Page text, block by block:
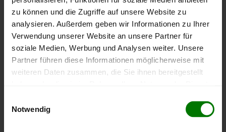
zu können und die Zugriffe auf unsere Website zu
analysieren. Außerdem geben wir Informationen zu Ihrer
Verwendung unserer Website an unsere Partner für
soziale Medien, Werbung und Analysen weiter. Unsere
Partner führen diese Informationen möglicherweise mit
weiteren Daten zusammen, die Sie ihnen bereitgestellt
Notwendig
Höchst- und Tiefststände der
Pelletspreise in Oed
Die Tabelle zeigt dieHöchst- und Tiefststände der
Pelletspreise für lose Holzpellets. Das dazugehörige